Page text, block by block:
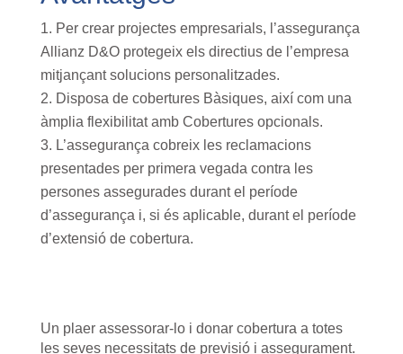
Per crear projectes empresarials, l’assegurança
Allianz D&O protegeix els directius de l’empresa
mitjançant solucions personalitzades.
Disposa de cobertures Bàsiques, així com una
àmplia flexibilitat amb Cobertures opcionals.
L’assegurança cobreix les reclamacions
presentades per primera vegada contra les
persones assegurades durant el període
d’assegurança i, si és aplicable, durant el període
d’extensió de cobertura.
Un plaer assessorar-lo i donar cobertura a totes
les seves necessitats de previsió i assegurament.